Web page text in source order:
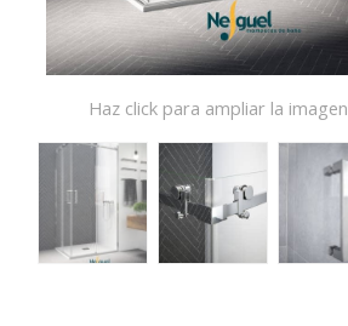
Haz click para ampliar la imagen